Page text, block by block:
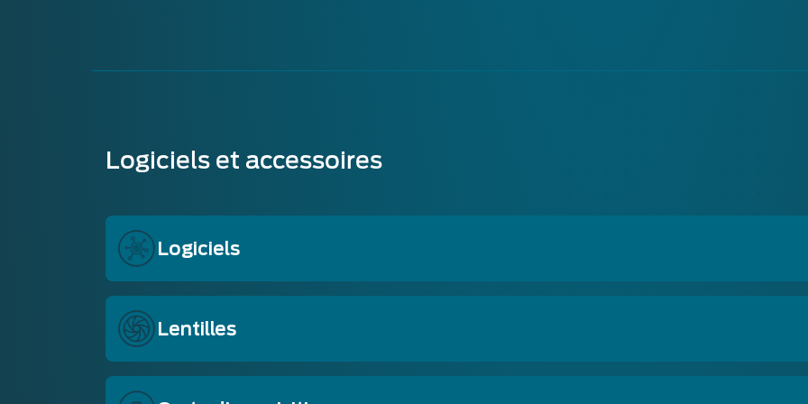
Logiciels et accessoires
Logiciels
Notre logiciel IR standard, Xeneth, est fourni avec cette caméra. Pour en savoir plus :
Lentilles
Nos caméras sont compatibles avec une variété d'objectifs.